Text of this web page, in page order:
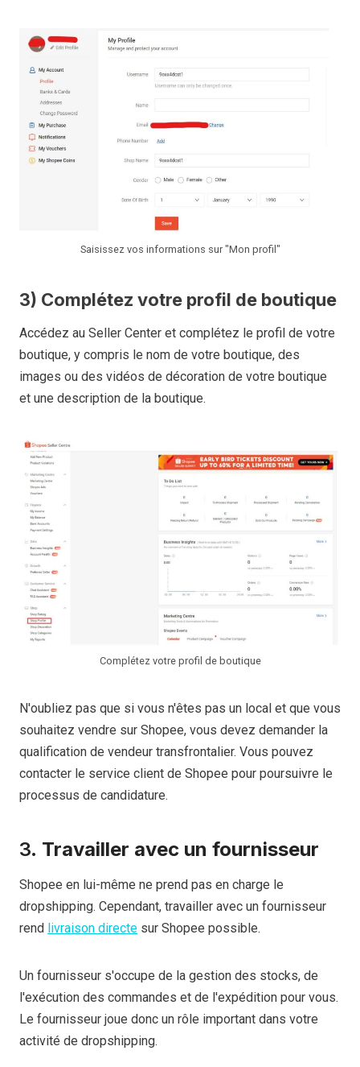
Saisissez vos informations sur "Mon profil"
3) Complétez votre profil de boutique
Accédez au Seller Center et complétez le profil de votre
boutique, y compris le nom de votre boutique, des
images ou des vidéos de décoration de votre boutique
et une description de la boutique.
Complétez votre profil de boutique
N'oubliez pas que si vous n'êtes pas un local et que vous
souhaitez vendre sur Shopee, vous devez demander la
qualification de vendeur transfrontalier. Vous pouvez
contacter le service client de Shopee pour poursuivre le
processus de candidature.
3. Travailler avec un fournisseur
Shopee en lui-même ne prend pas en charge le
dropshipping. Cependant, travailler avec un fournisseur
rend livraison directe sur Shopee possible.
Un fournisseur s'occupe de la gestion des stocks, de
l'exécution des commandes et de l'expédition pour vous.
Le fournisseur joue donc un rôle important dans votre
activité de dropshipping.